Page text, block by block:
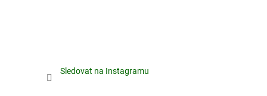
Sledovat na Instagramu